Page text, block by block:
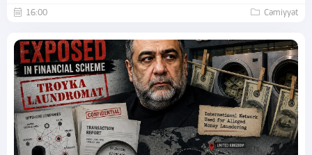
16:00 Cəmiyyət